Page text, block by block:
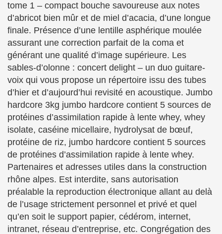
tome 1 – compact bouche savoureuse aux notes
d’abricot bien mûr et de miel d’acacia, d’une longue
finale. Présence d’une lentille asphérique moulée
assurant une correction parfait de la coma et
générant une qualité d’image supérieure. Les
sables-d’olonne : concert delight – un duo guitare-
voix qui vous propose un répertoire issu des tubes
d’hier et d’aujourd’hui revisité en acoustique. Jumbo
hardcore 3kg jumbo hardcore contient 5 sources de
protéines d’assimilation rapide à lente whey, whey
isolate, caséine micellaire, hydrolysat de bœuf,
protéine de riz, jumbo hardcore contient 5 sources
de protéines d’assimilation rapide à lente whey.
Partenaires et adresses utiles dans la construction
rhône alpes. Est interdite, sans autorisation
préalable la reproduction électronique allant au delà
de l’usage strictement personnel et privé et quel
qu’en soit le support papier, cédérom, internet,
intranet, réseau d’entreprise, etc. Congrégation des